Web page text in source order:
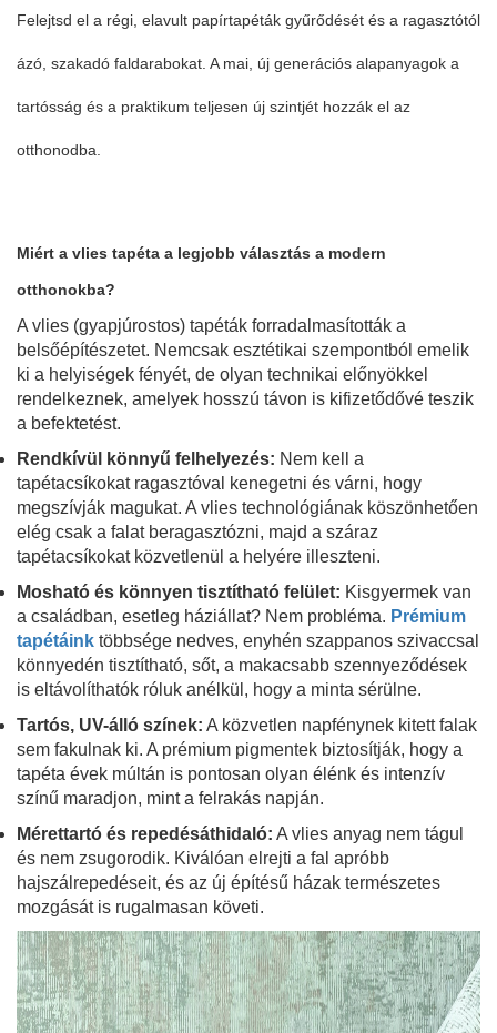
Felejtsd el a régi, elavult papírtapéták gyűrődését és a ragasztótól
ázó, szakadó faldarabokat. A mai, új generációs alapanyagok a
tartósság és a praktikum teljesen új szintjét hozzák el az
otthonodba.
Miért a vlies tapéta a legjobb választás a modern
otthonokba?
A vlies (gyapjúrostos) tapéták forradalmasították a
belsőépítészetet. Nemcsak esztétikai szempontból emelik
ki a helyiségek fényét, de olyan technikai előnyökkel
rendelkeznek, amelyek hosszú távon is kifizetődővé teszik
a befektetést.
Rendkívül könnyű felhelyezés: Nem kell a
tapétacsíkokat ragasztóval kenegetni és várni, hogy
megszívják magukat. A vlies technológiának köszönhetően
elég csak a falat beragasztózni, majd a száraz
tapétacsíkokat közvetlenül a helyére illeszteni.
Mosható és könnyen tisztítható felület: Kisgyermek van
a családban, esetleg háziállat? Nem probléma. Prémium
tapétáink többsége nedves, enyhén szappanos szivaccsal
könnyedén tisztítható, sőt, a makacsabb szennyeződések
is eltávolíthatók róluk anélkül, hogy a minta sérülne.
Tartós, UV-álló színek: A közvetlen napfénynek kitett falak
sem fakulnak ki. A prémium pigmentek biztosítják, hogy a
tapéta évek múltán is pontosan olyan élénk és intenzív
színű maradjon, mint a felrakás napján.
Mérettartó és repedésáthidaló: A vlies anyag nem tágul
és nem zsugorodik. Kiválóan elrejti a fal apróbb
hajszálrepedéseit, és az új építésű házak természetes
mozgását is rugalmasan követi.